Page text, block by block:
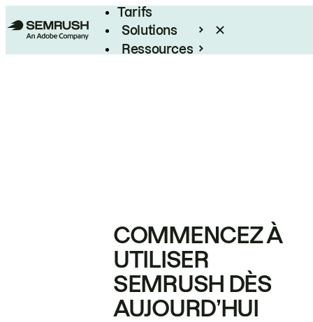
Tarifs
Solutions
Ressources
COMMENCEZ À
UTILISER
SEMRUSH DÈS
AUJOURD’HUI